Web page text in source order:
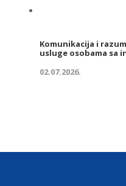
Komunikacija i
usluge osobama sa
02.07.2026.